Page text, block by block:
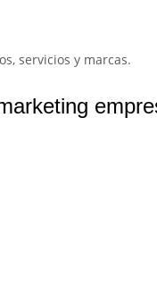
servicios y marcas.